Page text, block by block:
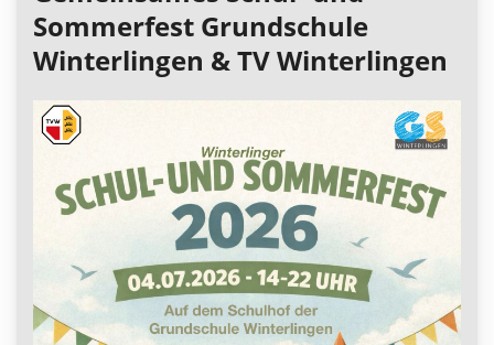
Sommerfest Grundschule
Winterlingen & TV Winterlingen